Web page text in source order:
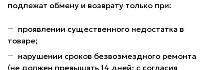
подлежат обмену и возврату только при:
проявлении существенного недостатка в
товаре;
нарушении сроков безвозмездного ремонта
(не должен превышать 14 дней; с согласия